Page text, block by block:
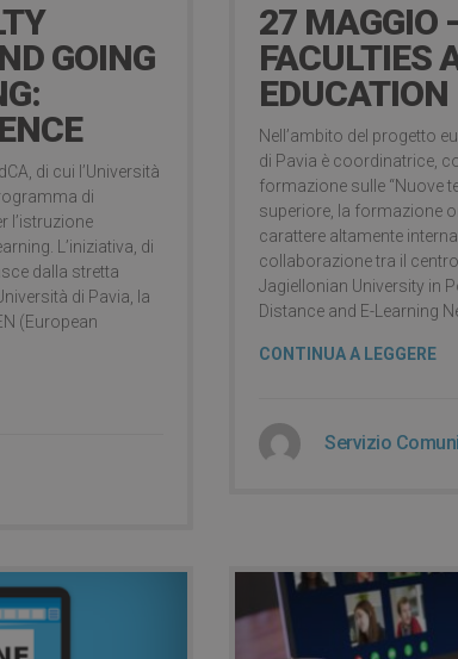
GOING
di cui l’Università
di
l’istruzione
L’iniziativa, di
dalla stretta
di Pavia, la
(European
27 MAGGIO
FACULTIES
EDUCATION
Nell’ambito del progetto
di Pavia è coordinatrice,
formazione sulle “Nuove
superiore, la formazione
carattere altamente
collaborazione tra il centro
Jagiellonian University in
Distance and E-Learning
CONTINUA A LEGGERE
Servizio